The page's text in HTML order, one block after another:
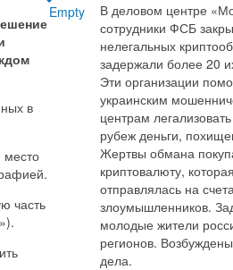
Empty
в
часть
В деловом центре
сотрудники ФСБ
нелегальных
задержали более 20
Эти организации
украинским
центрам
рубеж деньги,
Жертвы обмана
криптовалюту,
отправлялась на
злоумышленников.
молодые жители
регионов.
дела.